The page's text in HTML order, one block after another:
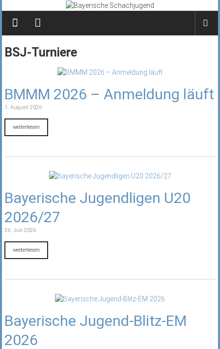
springen
BSJ-Turniere
BMMM 2026 – Anmeldung läuft
1. August 2026
weiterlesen
Bayerische Jugendligen U20
2026/27
26. Juli 2026
weiterlesen
Bayerische Jugend-Blitz-EM
2026